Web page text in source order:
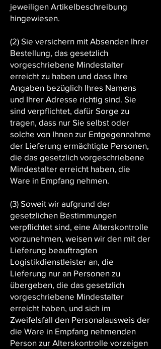
jeweiligen Artikelbeschreibung
hingewiesen.
(2) Sie versichern mit Absenden Ihrer
Bestellung, das gesetzlich
vorgeschriebene Mindestalter
erreicht zu haben und dass Ihre
Angaben bezüglich Ihres Namens
und Ihrer Adresse richtig sind. Sie
sind verpflichtet, dafür Sorge zu
tragen, dass nur Sie selbst oder
solche von Ihnen zur Entgegennahme
der Lieferung ermächtigte Personen,
die das gesetzlich vorgeschriebene
Mindestalter erreicht haben, die
Ware in Empfang nehmen.
(3) Soweit wir aufgrund der
gesetzlichen Bestimmungen
verpflichtet sind, eine Alterskontrolle
vorzunehmen, weisen wir den mit der
Lieferung beauftragten
Logistikdienstleister an, die
Lieferung nur an Personen zu
übergeben, die das gesetzlich
vorgeschriebene Mindestalter
erreicht haben, und sich im
Zweifelsfall den Personalausweis der
die Ware in Empfang nehmenden
Person zur Alterskontrolle vorzeigen